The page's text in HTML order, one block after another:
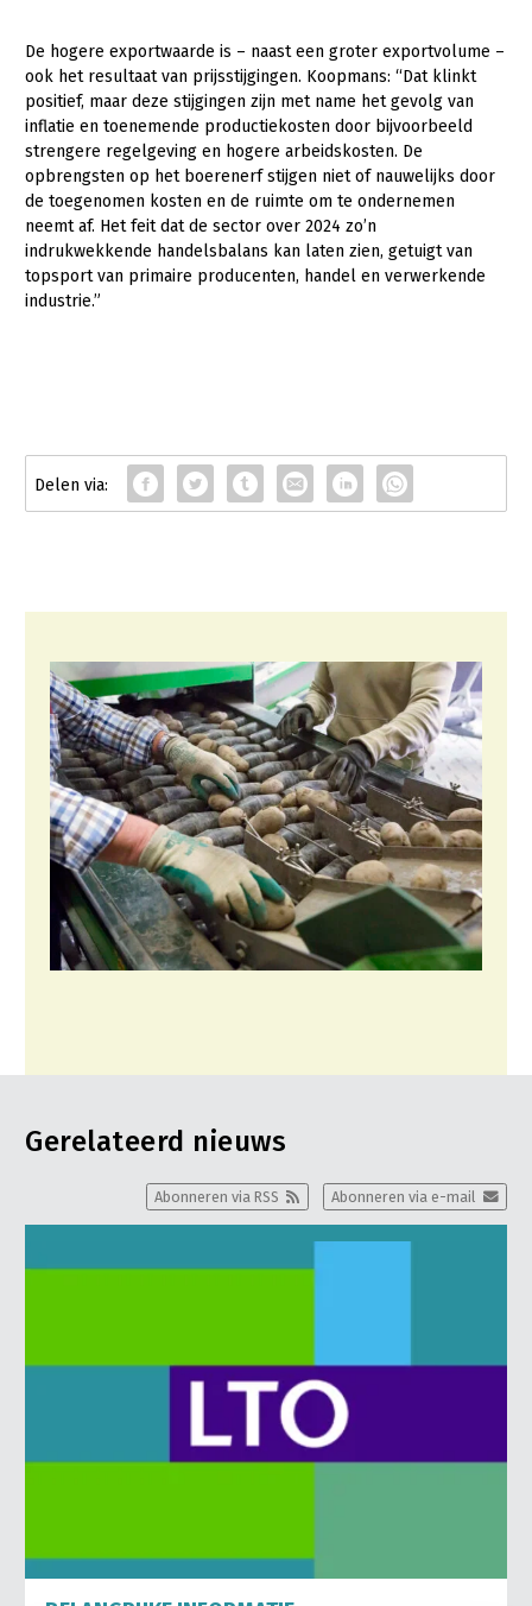
De hogere exportwaarde is – naast een groter exportvolume –
ook het resultaat van prijsstijgingen. Koopmans: “Dat klinkt
positief, maar deze stijgingen zijn met name het gevolg van
inflatie en toenemende productiekosten door bijvoorbeeld
strengere regelgeving en hogere arbeidskosten. De
opbrengsten op het boerenerf stijgen niet of nauwelijks door
de toegenomen kosten en de ruimte om te ondernemen
neemt af. Het feit dat de sector over 2024 zo’n
indrukwekkende handelsbalans kan laten zien, getuigt van
topsport van primaire producenten, handel en verwerkende
industrie.”
Gerelateerd nieuws
Abonneren via e-mail
Abonneren via RSS